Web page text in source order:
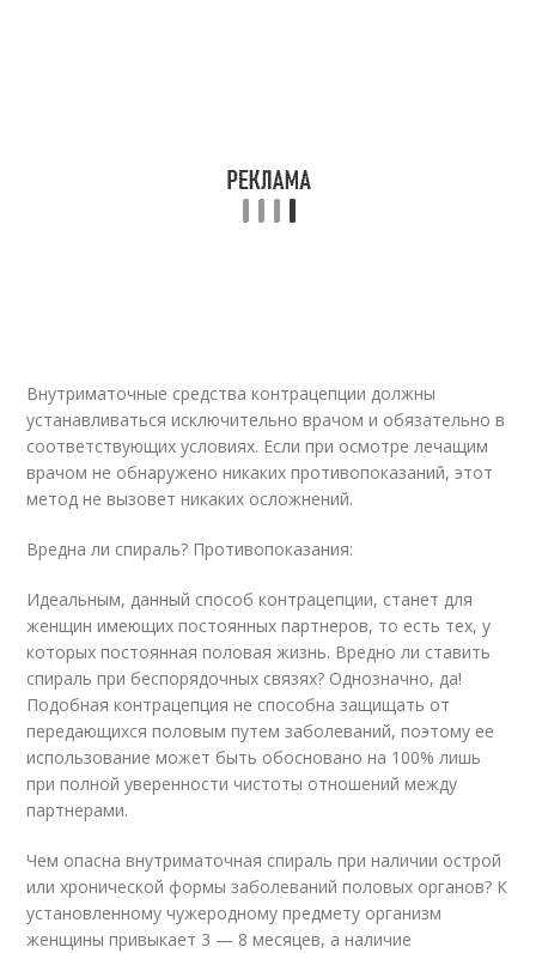
Внутриматочные средства контрацепции должны
устанавливаться исключительно врачом и обязательно в
соответствующих условиях. Если при осмотре лечащим
врачом не обнаружено никаких противопоказаний, этот
метод не вызовет никаких осложнений.
Вредна ли спираль? Противопоказания:
Идеальным, данный способ контрацепции, станет для
женщин имеющих постоянных партнеров, то есть тех, у
которых постоянная половая жизнь. Вредно ли ставить
спираль при беспорядочных связях? Однозначно, да!
Подобная контрацепция не способна защищать от
передающихся половым путем заболеваний, поэтому ее
использование может быть обосновано на 100% лишь
при полной уверенности чистоты отношений между
партнерами.
Чем опасна внутриматочная спираль при наличии острой
или хронической формы заболеваний половых органов? К
установленному чужеродному предмету организм
женщины привыкает 3 — 8 месяцев, а наличие